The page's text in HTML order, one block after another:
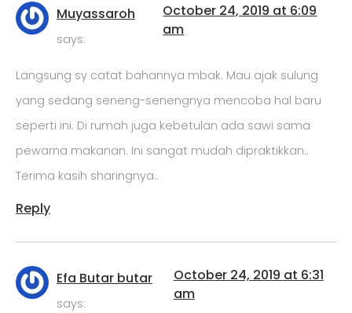
Muyassaroh
says:
October 24, 2019 at 6:09
am
Langsung sy catat bahannya mbak. Mau ajak sulung
yang sedang seneng-senengnya mencoba hal baru
seperti ini. Di rumah juga kebetulan ada sawi sama
pewarna makanan. Ini sangat mudah dipraktikkan..
Terima kasih sharingnya..
Reply
Efa Butar butar
says:
October 24, 2019 at 6:31
am